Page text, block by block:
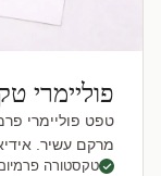
פוליימרי
טפט פוליימרי
מרקם עשיר.
טקסטורה